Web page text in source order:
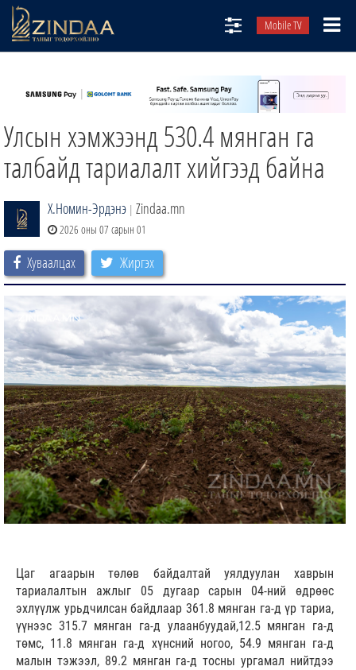
Mobile TV
ТВ8
ӨГЛӨӨНИЙ СОНИН
АУДИО ЗОХИОЛ
ЗИНДАА СЭТГҮҮЛ
Улсын хэмжээнд 530.4 мянган га
талбайд тариалалт хийгээд байна
Х.Номин-Эрдэнэ | Zindaa.mn
2026 оны 07 сарын 01
Хуваалцах Жиргэх
Цаг агаарын төлөв байдалтай уялдуулан хаврын
тариалалтын ажлыг 05 дугаар сарын 04-ний өдрөөс
эхлүүлж урьдчилсан байдлаар 361.8 мянган га-д үр тариа,
үүнээс 315.7 мянган га-д улаанбуудай,12.5 мянган га-д
төмс, 11.8 мянган га-д хүнсний ногоо, 54.9 мянган га-д
малын тэжээл, 89.2 мянган га-д тосны ургамал нийтдээ